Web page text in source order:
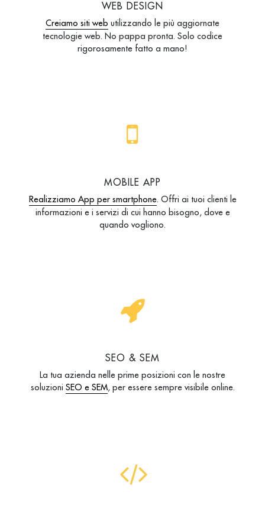
WEB DESIGN
Creiamo siti web utilizzando le più aggiornate
tecnologie web. No pappa pronta. Solo codice
rigorosamente fatto a mano!
MOBILE APP
Realizziamo App per smartphone. Offri ai tuoi clienti le
informazioni e i servizi di cui hanno bisogno, dove e
quando vogliono.
SEO & SEM
La tua azienda nelle prime posizioni con le nostre
soluzioni SEO e SEM, per essere sempre visibile online.